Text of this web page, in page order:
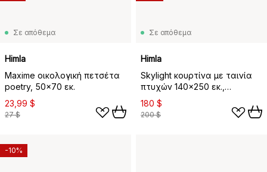
Σε απόθεμα
Himla
Maxime οικολογική πετσέτα
poetry, 50x70 εκ.
23,99 $
27 $
Σε απόθεμα
Himla
Skylight κουρτίνα με ταινία
πτυχών 140x250 εκ.,
Πλιγούρι βρώμης
180 $
200 $
-10%